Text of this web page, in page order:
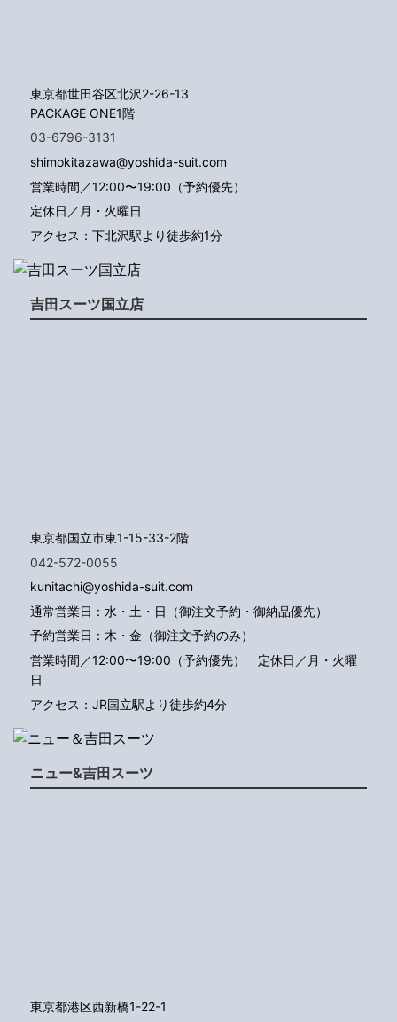
東京都世田谷区北沢2-26-13
PACKAGE ONE1階
03-6796-3131
shimokitazawa@yoshida-suit.com
営業時間／12:00〜19:00（予約優先）
定休日／月・火曜日
アクセス：下北沢駅より徒歩約1分
吉田スーツ国立店
東京都国立市東1-15-33-2階
042-572-0055
kunitachi@yoshida-suit.com
通常営業日：水・土・日（御注文予約・御納品優先）
予約営業日：木・金（御注文予約のみ）
営業時間／12:00〜19:00（予約優先） 定休日／月・火曜
日
アクセス：JR国立駅より徒歩約4分
ニュー&吉田スーツ
東京都港区西新橋1-22-1